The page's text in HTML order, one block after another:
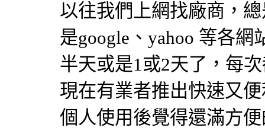
以往我們上網找廠商，
是google、yahoo 等各
半天或是1或2天了，每
現在有業者推出快速又
個人使用後覺得還滿方